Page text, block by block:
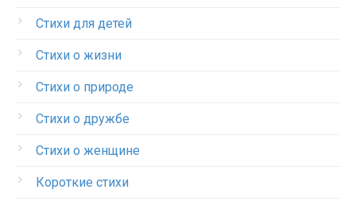
Стихи для детей
Стихи о жизни
Стихи о природе
Стихи о дружбе
Стихи о женщине
Короткие стихи